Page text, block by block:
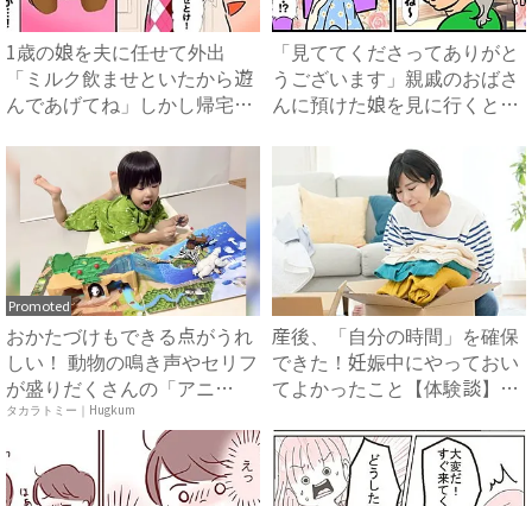
1歳の娘を夫に任せて外出
「ミルク飲ませといたから遊
んであげてね」しかし帰宅後
「見ててくださってありがと
うございます」親戚のおばさ
んに預けた娘を見に行くと、
Promoted
おかたづけもできる点がうれ
しい！ 動物の鳴き声やセリフ
が盛りだくさんの「アニ
ア ...
タカラトミー｜Hugkum
産後、「自分の時間」を確保
できた！妊娠中にやっておい
てよかったこと【体験談】｜